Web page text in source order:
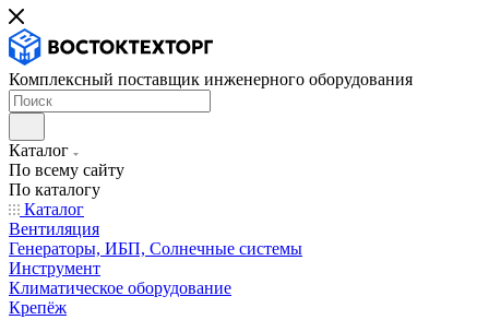
Комплексный поставщик инженерного оборудования
Каталог
По всему сайту
По каталогу
Каталог
Вентиляция
Генераторы, ИБП, Солнечные системы
Инструмент
Климатическое оборудование
Крепёж